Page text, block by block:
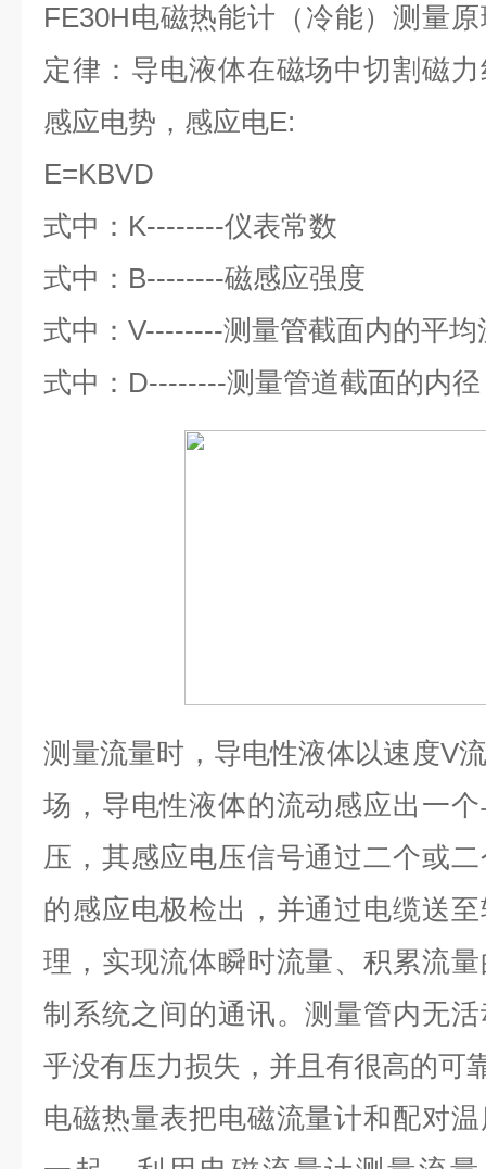
FE30H电磁热能计（冷能）测量
定律：导电液体在磁场中切割磁
感应电势，感应电E:
E=KBVD
式中： K--------仪表常数
式中： B--------磁感应强度
式中： V--------测量管截面内的平均
式中： D--------测量管道截面的内径
测量流量时，导电性液体以速度V
场，导电性液体的流动感应出一
压，其感应电压信号通过二个或
的感应电极检出，并通过电缆送
理，实现流体瞬时流量、积累流
制系统之间的通讯。测量管内无
乎没有压力损失，并且有很高的可
电磁热量表把电磁流量计和配对